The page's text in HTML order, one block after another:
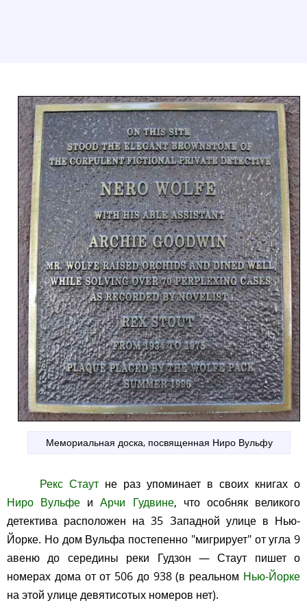
Мемориальная доска, посвященная Ниро Вульфу
Рекс Стаут не раз упоминает в своих книгах о
Ниро Вульфе иАрчи Гудвине, что особняк великого
детектива расположен на 35 Западной улице в Нью-
Йорке. Но дом Вульфа постепенно "мигрирует" от угла 9
авеню до середины реки Гудзон — Стаут пишет о
номерах дома от от 506 до 938 (в реальном Нью-Йорке
на этой улице девятисотых номеров нет).